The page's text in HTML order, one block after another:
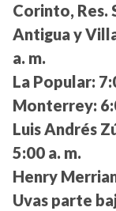
Corinto, Res.
Antigua y
a. m.
La Popular:
Monterrey:
Luis Andrés
5:00 a. m.
Henry
Uvas parte